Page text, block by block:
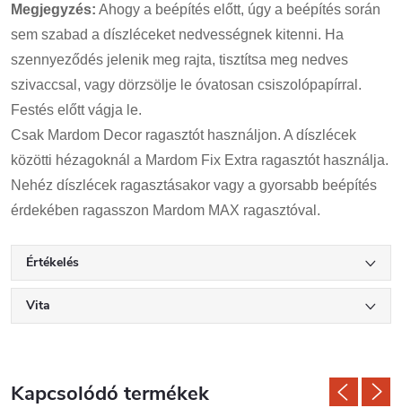
Megjegyzés: Ahogy a beépítés előtt, úgy a beépítés során
sem szabad a díszléceket nedvességnek kitenni. Ha
szennyeződés jelenik meg rajta, tisztítsa meg nedves
szivaccsal, vagy dörzsölje le óvatosan csiszolópapírral.
Festés előtt vágja le.
Csak Mardom Decor ragasztót használjon. A díszlécek
közötti hézagoknál a Mardom Fix Extra ragasztót használja.
Nehéz díszlécek ragasztásakor vagy a gyorsabb beépítés
érdekében ragasszon Mardom MAX ragasztóval.
Értékelés
Vita
Kapcsolódó termékek